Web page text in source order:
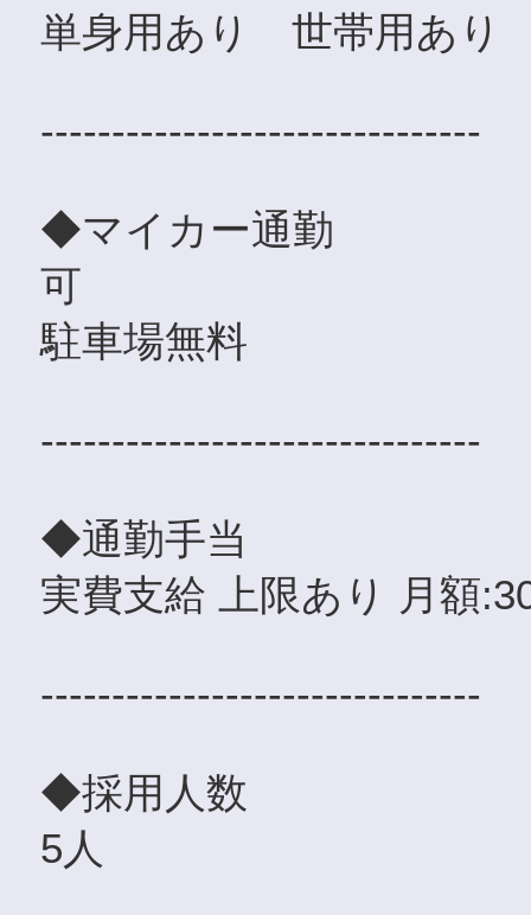
単身用あり 世帯用あり
-------------------------------
◆マイカー通勤
可
駐車場無料
-------------------------------
◆通勤手当
実費支給 上限あり 月額
-------------------------------
◆採用人数
5人